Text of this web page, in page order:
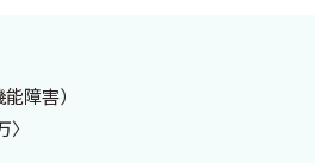
科医のみならず一般内科医，プライ
として，泌尿器科領域の日常よく
られるような参考書として本書を
日常診療，特に外来診療で患者さん
障害）